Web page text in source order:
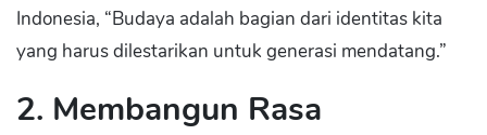
Indonesia, “Budaya adalah bagian dari identitas kita
yang harus dilestarikan untuk generasi mendatang.”
2. Membangun Rasa